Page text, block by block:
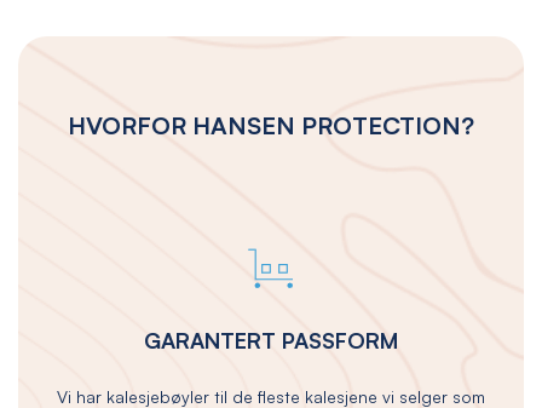
HVORFOR HANSEN PROTECTION?
GARANTERT PASSFORM
Vi har kalesjebøyler til de fleste kalesjene vi selger som